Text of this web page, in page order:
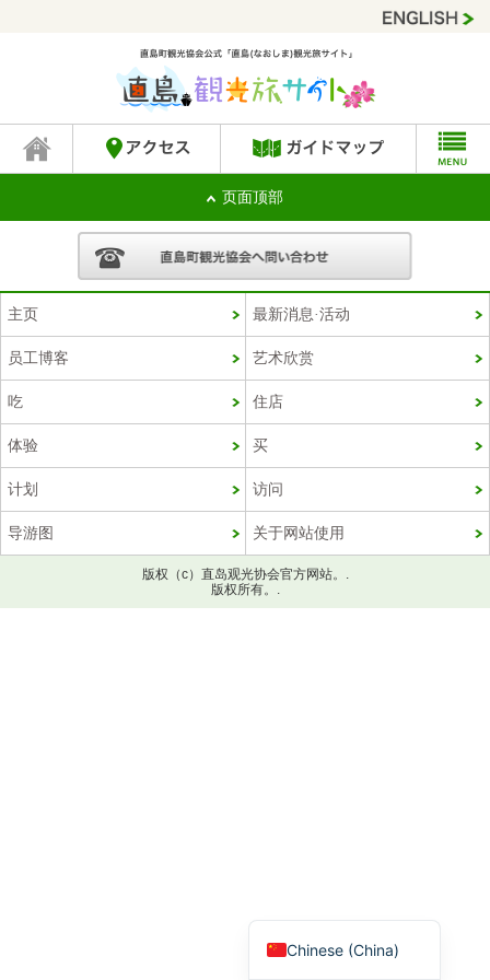
页面顶部
主页 最新消息·活动
员工博客 艺术欣赏
吃 住店
体验 买
计划 访问
导游图 关于网站使用
版权（c）直岛观光协会官方网站。.
版权所有。.
Chinese (China)